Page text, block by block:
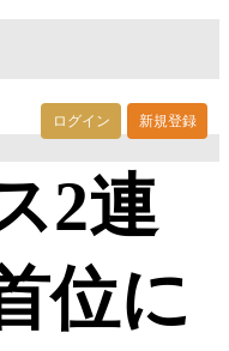
ログイン 新規登録
2連
位に